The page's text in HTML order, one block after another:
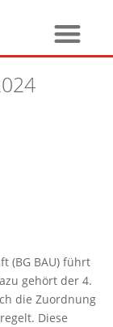
(BG BAU) führt
gehört der 4.
die Zuordnung
Diese